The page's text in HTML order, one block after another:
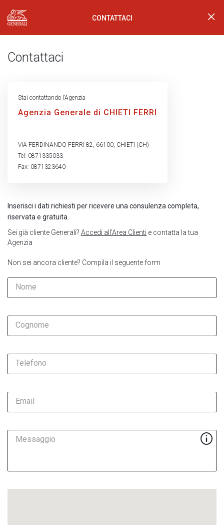
Generali Logo CONTATTACI
Contattaci
Inserisci i dati richiesti per ricevere una consulenza completa,
riservata e gratuita.
Sei già cliente Generali? Accedi all’Area Clienti e contatta la tua
Agenzia
Non sei ancora cliente? Compila il seguente form
Nome
Cognome
Telefono
Email
Messaggio
Stai contattando l’Agenzia
Agenzia Generale di CHIETI FERRI
VIA FERDINANDO FERRI 82, 66100, CHIETI (CH)
Tel: 0871335033
Fax: 0871323640